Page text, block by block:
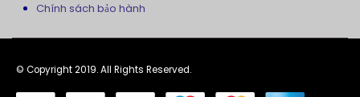
Chính sách bảo hành
© Copyright 2019. All Rights Reserved.